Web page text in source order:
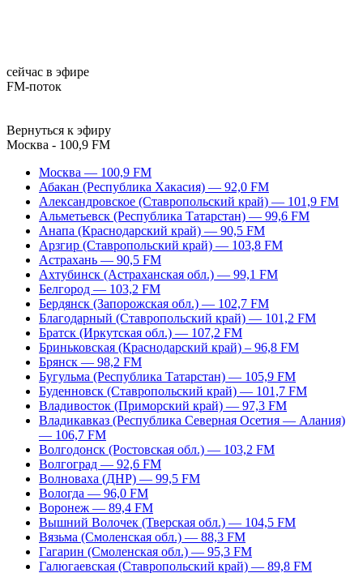
сейчас в эфире
FM-поток
Вернуться к эфиру
Москва - 100,9 FM
Москва — 100,9 FM
Абакан (Республика Хакасия) — 92,0 FM
Александровское (Ставропольский край) — 101,9 FM
Альметьевск (Республика Татарстан) — 99,6 FM
Анапа (Краснодарский край) — 90,5 FM
Арзгир (Ставропольский край) — 103,8 FM
Астрахань — 90,5 FM
Ахтубинск (Астраханская обл.) — 99,1 FM
Белгород — 103,2 FM
Бердянск (Запорожская обл.) — 102,7 FM
Благодарный (Ставропольский край) — 101,2 FM
Братск (Иркутская обл.) — 107,2 FM
Бриньковская (Краснодарский край) – 96,8 FM
Брянск — 98,2 FM
Бугульма (Республика Татарстан) — 105,9 FM
Буденновск (Ставропольский край) — 101,7 FM
Владивосток (Приморский край) — 97,3 FM
Владикавказ (Республика Северная Осетия — Алания)
— 106,7 FM
Волгодонск (Ростовская обл.) — 103,2 FM
Волгоград — 92,6 FM
Волноваха (ДНР) — 99,5 FM
Вологда — 96,0 FM
Воронеж — 89,4 FM
Вышний Волочек (Тверская обл.) — 104,5 FM
Вязьма (Смоленская обл.) — 88,3 FM
Гагарин (Смоленская обл.) — 95,3 FM
Галюгаевская (Ставропольский край) — 89,8 FM